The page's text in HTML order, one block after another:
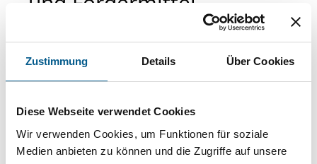
Zustimmung Details Über Cookies
Diese Webseite verwendet Cookies
Wir verwenden Cookies, um Funktionen für soziale
Medien anbieten zu können und die Zugriffe auf unsere
Sie suchen finanzielle Unterstützung für ein
Projekt oder ein Vorhaben? Hier können Sie
Stiftungsdatenbank recherchieren. Bei der
Suche bitte die Groß- und Kleinschreibung